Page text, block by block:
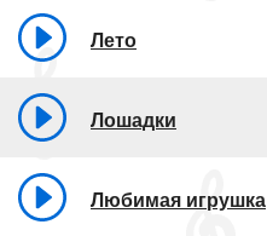
Лето
Лошадки
Любимая игрушка